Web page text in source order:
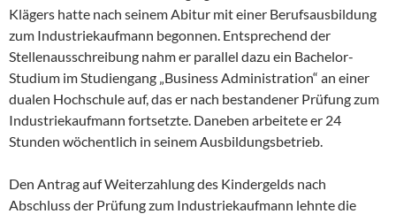
Klägers hatte nach seinem Abitur mit einer Berufsausbildung
zum Industriekaufmann begonnen. Entsprechend der
Stellenausschreibung nahm er parallel dazu ein Bachelor-
Studium im Studiengang „Business Administration“ an einer
dualen Hochschule auf, das er nach bestandener Prüfung zum
Industriekaufmann fortsetzte. Daneben arbeitete er 24
Stunden wöchentlich in seinem Ausbildungsbetrieb.
Den Antrag auf Weiterzahlung des Kindergelds nach
Abschluss der Prüfung zum Industriekaufmann lehnte die